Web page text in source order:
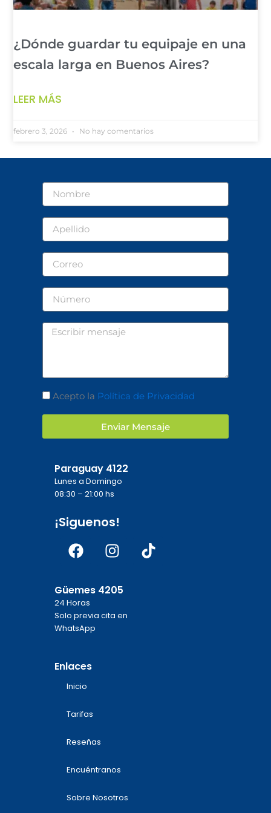
¿Dónde guardar tu equipaje en una
escala larga en Buenos Aires?
LEER MÁS
febrero 3, 2026 No hay comentarios
Nombre
Apellido
Correo
Número
Mensaje
Aceptación
Acepto la Política de Privacidad
Enviar Mensaje
Paraguay 4122
Lunes a Domingo
08:30 – 21:00 hs
¡Siguenos!
Facebook
Instagram
Tiktok
Güemes 4205
24 Horas
Solo previa cita en
WhatsApp
Enlaces
Inicio
Tarifas
Reseñas
Encuéntranos
Sobre Nosotros